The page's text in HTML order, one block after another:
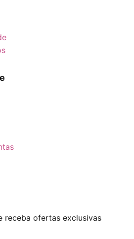
receba ofertas exclusivas